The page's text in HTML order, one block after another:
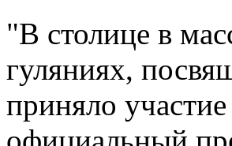
"В столице в
гуляниях,
приняло